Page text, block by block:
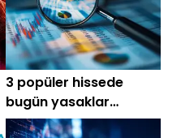
3 popüler hissede
bugün yasaklar
kalkıyor